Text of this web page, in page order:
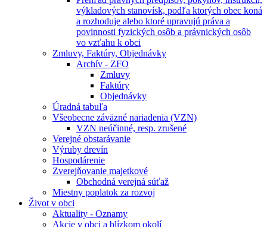
výkladových stanovísk, podľa ktorých obec koná
a rozhoduje alebo ktoré upravujú práva a
povinnosti fyzických osôb a právnických osôb
vo vzťahu k obci
Zmluvy, Faktúry, Objednávky
Archív - ZFO
Zmluvy
Faktúry
Objednávky
Úradná tabuľa
Všeobecne záväzné nariadenia (VZN)
VZN neúčinné, resp. zrušené
Verejné obstarávanie
Výruby drevín
Hospodárenie
Zverejňovanie majetkové
Obchodná verejná súťaž
Miestny poplatok za rozvoj
Život v obci
Aktuality - Oznamy
Akcie v obci a blízkom okolí